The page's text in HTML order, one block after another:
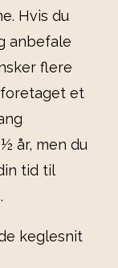
Hvis du
anbefale
flere
et
år, men du
tid til
keglesnit